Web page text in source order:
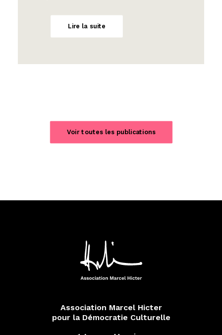
Lire la suite
Voir toutes les publications
Association Marcel Hicter
pour la Démocratie Culturelle